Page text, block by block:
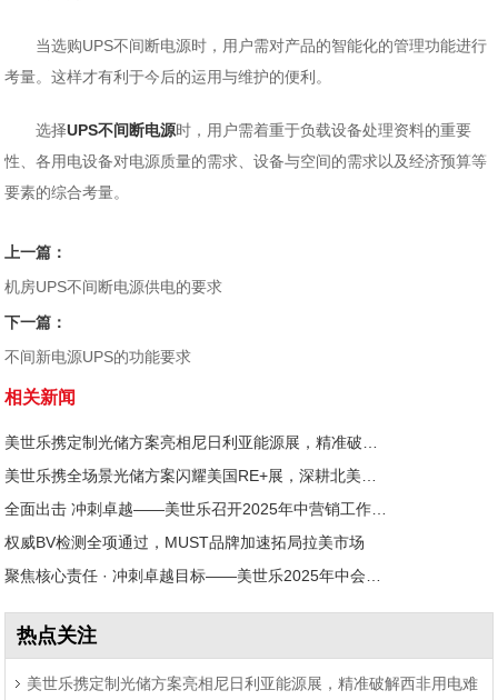
当选购UPS不间断电源时，用户需对产品的智能化的管理功能进行
考量。这样才有利于今后的运用与维护的便利。
选择UPS不间断电源时，用户需着重于负载设备处理资料的重要
性、各用电设备对电源质量的需求、设备与空间的需求以及经济预算等
要素的综合考量。
上一篇：
机房UPS不间断电源供电的要求
下一篇：
不间新电源UPS的功能要求
相关新闻
美世乐携定制光储方案亮相尼日利亚能源展，精准破解西非用电难题
美世乐携全场景光储方案闪耀美国RE+展，深耕北美赋能零碳转型
全面出击 冲刺卓越——美世乐召开2025年中营销工作会议
权威BV检测全项通过，MUST品牌加速拓局拉美市场
聚焦核心责任 · 冲刺卓越目标——美世乐2025年中会议圆满举行
热点关注
美世乐携定制光储方案亮相尼日利亚能源展，精准破解西非用电难